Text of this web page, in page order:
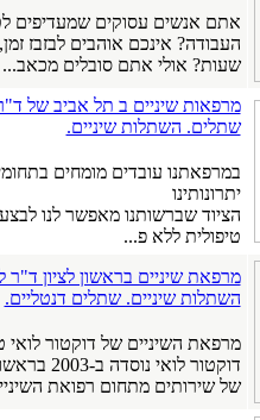
אתם אנשים עסוקים שמעדיפים
שעות? אולי אתם סובלים מכאב...
מרפאות שיניים ב תל אביב של
שתלים. השתלות שיניים.
במרפאתנו עובדים מומחים
יתרונותינו
הציוד שברשותנו מאפשר לנו
טיפולית ללא פ...
מרפאת שיניים בראשון לציון ד"ר
השתלות שיניים. שתלים דנטליים.
מרפאת השיניים של דוקטור לואי
דוקטור
של שירותים מתחום רפואת